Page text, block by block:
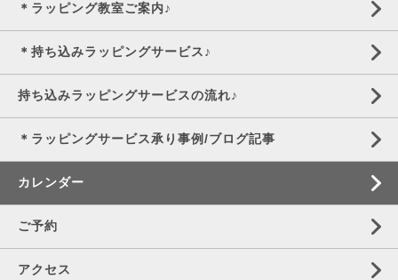
＊ラッピング教室ご案内♪
＊持ち込みラッピングサービス♪
持ち込みラッピングサービスの流れ♪
＊ラッピングサービス承り事例/ブログ記事
カレンダー
ご予約
アクセス